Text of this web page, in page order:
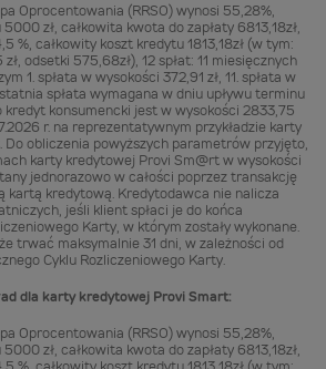
Oprocentowania (RRSO) wynosi 55,28%,
zł, całkowita kwota do zapłaty 6813,18zł,
%, całkowity koszt kredytu 1813,18zł (w tym:
odsetki 575,68zł), 12 spłat: 11 miesięcznych
1. spłata w wysokości 372,91 zł, 11. spłata w
spłata wymagana w dniu upływu terminu
konsumencki jest w wysokości 2833,75
r. na reprezentatywnym przykładzie karty
Do obliczenia powyższych parametrów przyjęto,
karty kredytowej Provi Sm@rt w wysokości
jednorazowo w całości poprzez transakcję
kartą kredytową. Kredytodawca nie nalicza
jeśli klient spłaci je do końca
Karty, w którym zostały wykonane.
trwać maksymalnie 31 dni, w zależności od
Cyklu Rozliczeniowego Karty.
dla karty kredytowej Provi Smart:
Oprocentowania (RRSO) wynosi 55,28%,
zł, całkowita kwota do zapłaty 6813,18zł,